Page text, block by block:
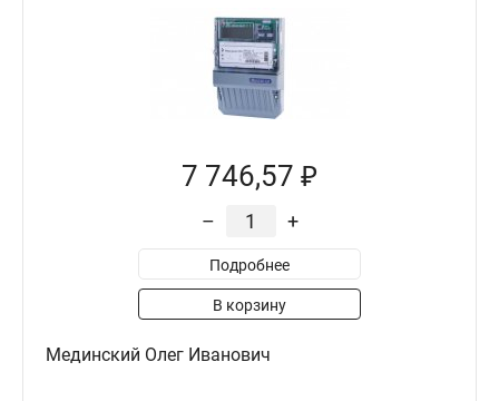
7 746,57 ₽
– +
Подробнее
В корзину
Мединский Олег Иванович